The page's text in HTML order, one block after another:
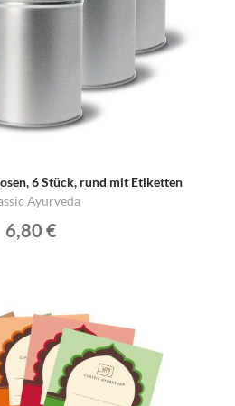
6 Stück, rund mit Etiketten
Ayurveda
6,80 €